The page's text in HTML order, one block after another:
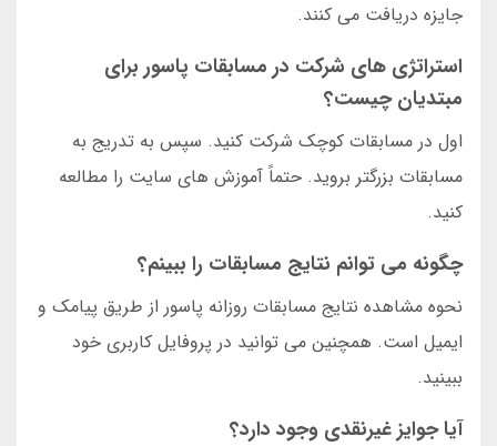
جایزه دریافت می کنند.
استراتژی های شرکت در مسابقات پاسور برای
مبتدیان چیست؟
اول در مسابقات کوچک شرکت کنید. سپس به تدریج به
مسابقات بزرگتر بروید. حتماً آموزش های سایت را مطالعه
کنید.
چگونه می توانم نتایج مسابقات را ببینم؟
نحوه مشاهده نتایج مسابقات روزانه پاسور از طریق پیامک و
ایمیل است. همچنین می توانید در پروفایل کاربری خود
ببینید.
آیا جوایز غیرنقدی وجود دارد؟